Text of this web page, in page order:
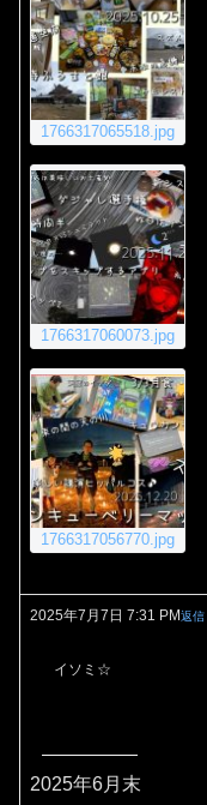
1766317065518.jpg
1766317060073.jpg
1766317056770.jpg
2025年7月7日 7:31 PM返信
イソミ☆
2025年6月末